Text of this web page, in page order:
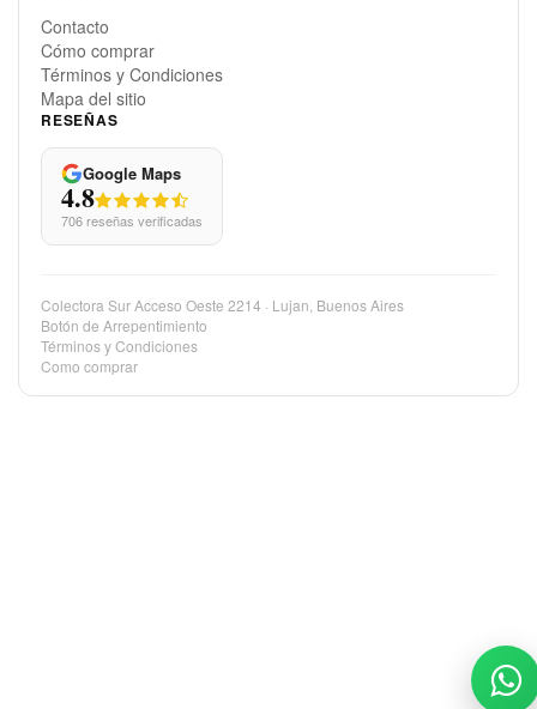
Contacto
Cómo comprar
Términos y Condiciones
Mapa del sitio
RESEÑAS
Google Maps
4.8
706 reseñas verificadas
Colectora Sur Acceso Oeste 2214 · Lujan, Buenos Aires
Botón de Arrepentimiento
Términos y Condiciones
Como comprar